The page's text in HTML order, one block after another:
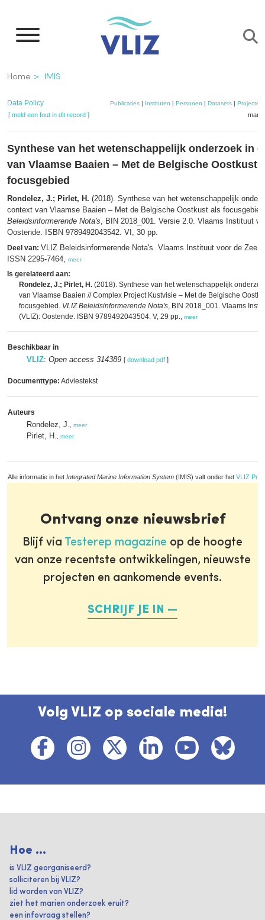
naar
inhoud
gaan
Kruimelpad
Home IMIS
Data Policy Publicaties| Instituten | Personen | Datasets| Projecten
[ meld een fout in dit record ]
Synthese van het wetenschappelijk onderzoek in
van Vlaamse Baaien – Met de Belgische Oostkust
focusgebied
Rondelez, J.; Pirlet, H. (2018). Synthese van het wetenschappelijk
context van Vlaamse Baaien – Met de Belgische Oostkust als
Beleidsinformerende Nota's, BIN 2018_001. Versie 2.0. Vlaams Instituut
Oostende. ISBN 9789492043542. VI, 30 pp.
Deel van: VLIZ Beleidsinformerende Nota's. Vlaams Instituut voor de Zee
ISSN 2295-7464, meer
Is gerelateerd aan:
Rondelez, J.; Pirlet, H. (2018). Synthese van het wetenschappelijk
van Vlaamse Baaien // Complex Project Kustvisie – Met de Belgische
focusgebied. VLIZ Beleidsinformerende Nota's, BIN 2018_001. Vlaams
(VLIZ): Oostende. ISBN 9789492043504. V, 29 pp., meer
Beschikbaar in
VLIZ: Open access 314389 [ download pdf ]
Documenttype: Adviestekst
Auteurs
Rondelez, J. meer
Pirlet, H. meer
Alle informatie in het Integrated Marine Information System (IMIS) valt onder het VLIZ
Ontvang onze nieuwsbrief
Blijf via Testerep magazine op de hoogte
van onze recentste ontwikkelingen, nieuwste
projecten en aankomende events.
SCHRIJF JE IN
Volg VLIZ op sociale media!
Hoe ...
is VLIZ georganiseerd?
solliciteren bij VLIZ?
lid worden van VLIZ?
ziet het marien onderzoek eruit?
een infovraag stellen?